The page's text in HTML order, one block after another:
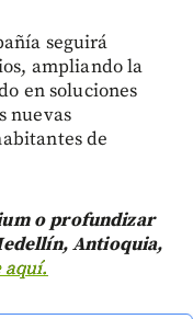
seguirá
ampliando la
en soluciones
nuevas
de
o profundizar
Antioquia,
aquí.